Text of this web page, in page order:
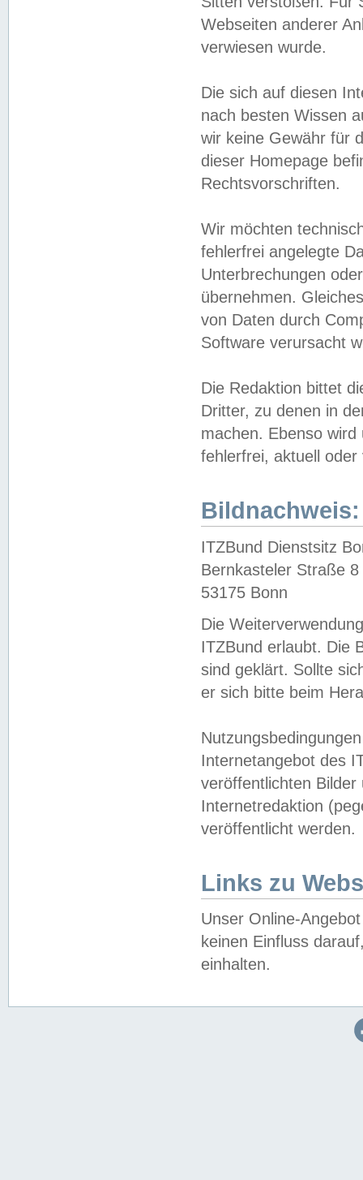
Webseiten anderer
verwiesen wurde.
Die sich auf diesen
nach besten Wissen
wir keine Gewähr für
dieser Homepage
Rechtsvorschriften.
Wir möchten
fehlerfrei angelegte
Unterbrechungen
übernehmen.
von Daten durch
Software verursacht
Die Redaktion bittet
Dritter, zu denen in
machen. Ebenso
fehlerfrei, aktuell oder
Bildnachweis:
ITZBund Dienstsitz
Bernkasteler Straße 8
53175 Bonn
Die
ITZBund erlaubt. Die
sind geklärt. Sollte
er sich bitte beim
Internetangebot des
veröffentlichten
Internetredaktion
veröffentlicht werden.
Links zu
Unser Online-
keinen Einfluss
einhalten.